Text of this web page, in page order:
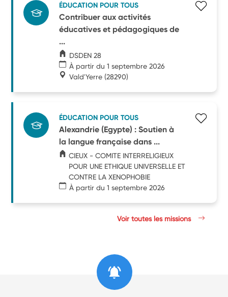
ÉDUCATION POUR TOUS
Contribuer aux activités
éducatives et pédagogiques de
...
DSDEN 28
À partir du 1 septembre 2026
Vald'Yerre (28290)
ÉDUCATION POUR TOUS
Alexandrie (Egypte) : Soutien à
la langue française dans ...
CIEUX - COMITE INTERRELIGIEUX
POUR UNE ETHIQUE UNIVERSELLE ET
CONTRE LA XENOPHOBIE
À partir du 1 septembre 2026
Voir toutes les missions